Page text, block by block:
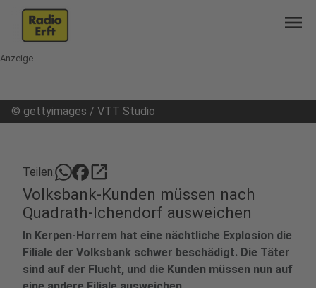
menu
Anzeige
© gettyimages / VTT Studio
Teilen: open_in_new
Volksbank-Kunden müssen nach
Quadrath-Ichendorf ausweichen
In Kerpen-Horrem hat eine nächtliche Explosion die
Filiale der Volksbank schwer beschädigt. Die Täter
sind auf der Flucht, und die Kunden müssen nun auf